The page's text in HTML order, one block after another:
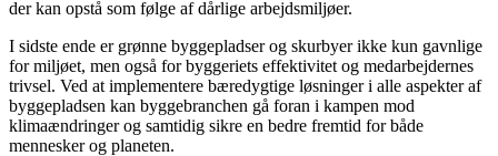
der kan opstå som følge af dårlige arbejdsmiljøer.
I sidste ende er grønne byggepladser og skurbyer ikke kun gavnlige
for miljøet, men også for byggeriets effektivitet og medarbejdernes
trivsel. Ved at implementere bæredygtige løsninger i alle aspekter af
byggepladsen kan byggebranchen gå foran i kampen mod
klimaændringer og samtidig sikre en bedre fremtid for både
mennesker og planeten.